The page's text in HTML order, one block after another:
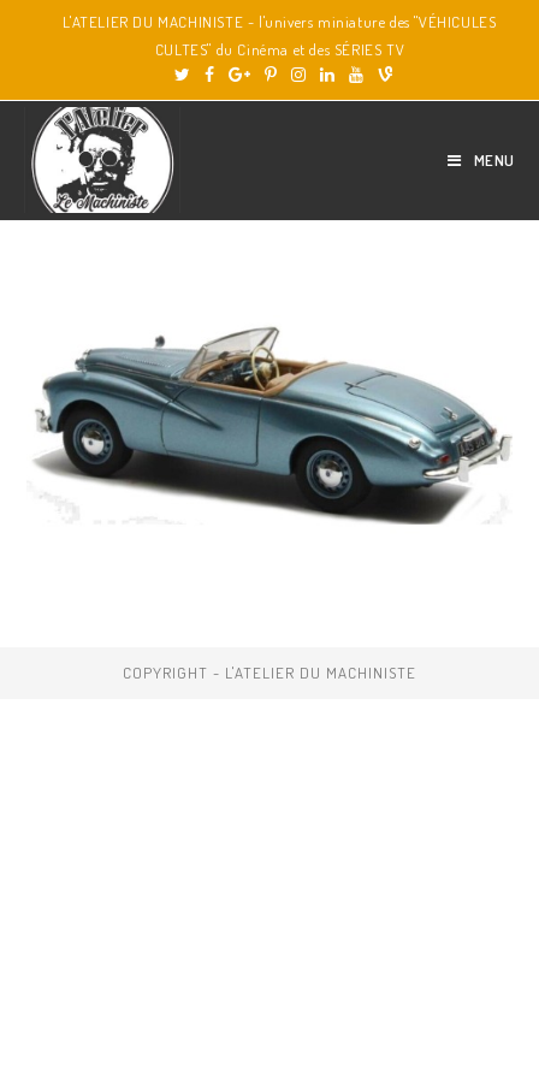
L'ATELIER DU MACHINISTE - l'univers miniature des "VÉHICULES
CULTES" du Cinéma et des SÉRIES TV
MENU
COPYRIGHT - L'ATELIER DU MACHINISTE